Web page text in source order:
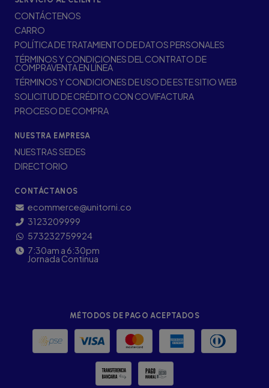
CONTÁCTENOS
CARRO
POLÍTICA DE TRATAMIENTO DE DATOS PERSONALES
TÉRMINOS Y CONDICIONES DEL CONTRATO DE
COMPRAVENTA EN LÍNEA
TÉRMINOS Y CONDICIONES DE USO DE ESTE SITIO WEB
SOLICITUD DE CRÉDITO CON COVIFACTURA
PROCESO DE COMPRA
NUESTRA EMPRESA
NUESTRAS SEDES
DIRECTORIO
CONTÁCTANOS
ecommerce@unitorni.co
3123209999
573232759924
7:30am a 6:30pm
Jornada Continua
MÉTODOS DE PAGO ACEPTADOS